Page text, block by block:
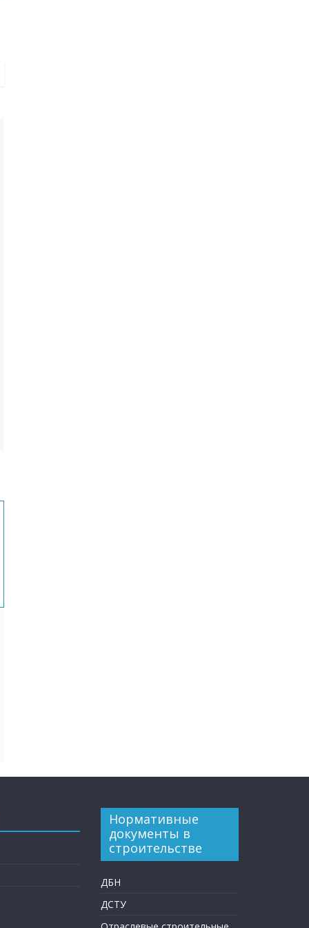
Нормативные
документы в
строительстве
ДБН
ДСТУ